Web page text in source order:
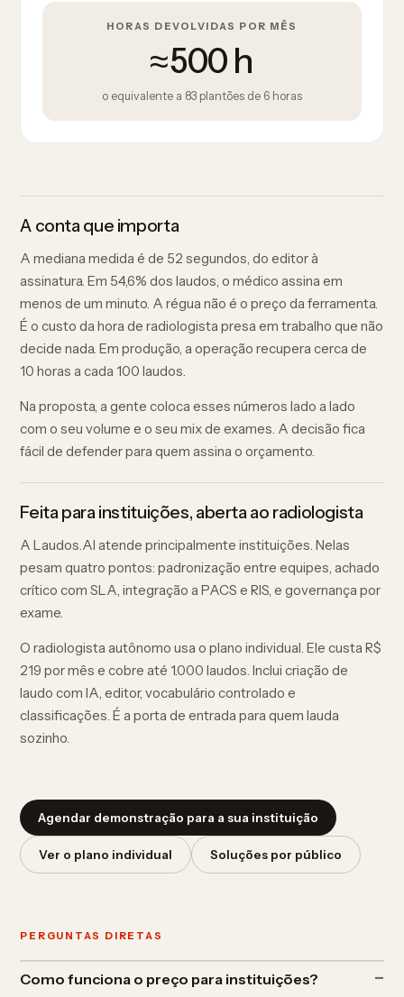
HORAS DEVOLVIDAS POR MÊS
≈500 h
o equivalente a 83 plantões de 6 horas
A conta que importa
A mediana medida é de 52 segundos, do editor à
assinatura. Em 54,6% dos laudos, o médico assina em
menos de um minuto. A régua não é o preço da ferramenta.
É o custo da hora de radiologista presa em trabalho que não
decide nada. Em produção, a operação recupera cerca de
10 horas a cada 100 laudos.
Na proposta, a gente coloca esses números lado a lado
com o seu volume e o seu mix de exames. A decisão fica
fácil de defender para quem assina o orçamento.
Feita para instituições, aberta ao radiologista
A Laudos.AI atende principalmente instituições. Nelas
pesam quatro pontos: padronização entre equipes, achado
crítico com SLA, integração a PACS e RIS, e governança por
exame.
O radiologista autônomo usa o plano individual. Ele custa R$
219 por mês e cobre até 1.000 laudos. Inclui criação de
laudo com IA, editor, vocabulário controlado e
classificações. É a porta de entrada para quem lauda
sozinho.
Agendar demonstração para a sua instituição
Ver o plano individual Soluções por público
PERGUNTAS DIRETAS
Como funciona o preço para instituições?